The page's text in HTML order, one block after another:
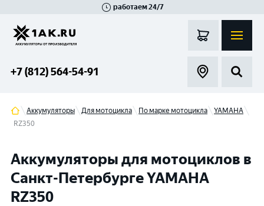
работаем 24/7
+7 (812) 564-54-91
Аккумуляторы Для мотоцикла По марке мотоцикла
YAMAHA
RZ350
Аккумуляторы для мотоциклов в
Санкт-Петербурге YAMAHA
RZ350
Гатчина